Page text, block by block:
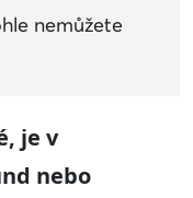
nemůžete
je v
nebo